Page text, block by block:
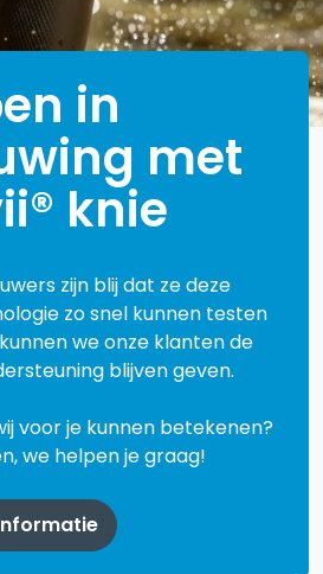
in
met
knie
zijn blij dat ze deze
zo snel kunnen testen
we onze klanten de
blijven geven.
voor je kunnen betekenen?
we helpen je graag!